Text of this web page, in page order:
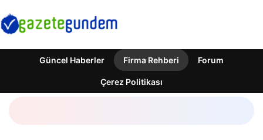
Güncel Haberler Firma Rehberi Forum
Çerez Politikası